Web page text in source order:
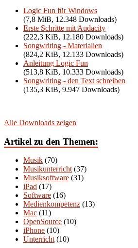
Logic Fun für Windows
(7,8 MiB, 12.348 Downloads)
Erste Schritte mit Audacity
(222,3 KiB, 12.180 Downloads)
Songwriting - Materialien
(824,2 KiB, 12.133 Downloads)
Anleitung Logic Fun
(513,8 KiB, 10.333 Downloads)
Songwriting - den Text schreiben
(135,3 KiB, 9.947 Downloads)
Alle Downloads zeigen
Artikel zu den Themen:
Musik (70)
Musikunterricht (37)
Musiksoftware (31)
iPad (17)
Software (16)
Medienkompetenz (13)
Mac (11)
OpenSource (10)
iPhone (10)
Unterricht (10)